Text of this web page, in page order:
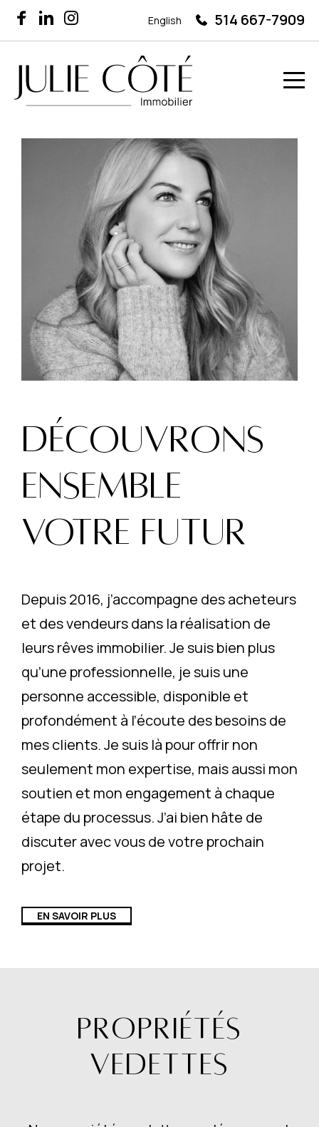
English 514 667-7909
DÉCOUVRONS
ENSEMBLE
VOTRE FUTUR
Depuis 2016, j’accompagne des acheteurs
et des vendeurs dans la réalisation de
leurs rêves immobilier. Je suis bien plus
qu’une professionnelle, je suis une
personne accessible, disponible et
profondément à l’écoute des besoins de
mes clients. Je suis là pour offrir non
seulement mon expertise, mais aussi mon
soutien et mon engagement à chaque
étape du processus. J’ai bien hâte de
discuter avec vous de votre prochain
projet.
EN SAVOIR PLUS
PROPRIÉTÉS
VEDETTES